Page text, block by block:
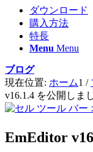
ダウンロード
購入方法
特長
Menu Menu
ブログ
現在位置: ホーム1 /
v16.1.4 を公開しま
EmEditor